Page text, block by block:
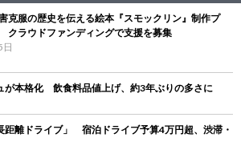
克服の歴史を伝える絵本『スモックリン』制作プ
クラウドファンディングで支援を募集
が本格化 飲食料品値上げ、約3年ぶりの多さに
距離ドライブ」 宿泊ドライブ予算4万円超、渋滞・